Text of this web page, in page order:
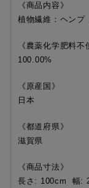
《商品内容》
植物繊維：ヘンプ
《農薬化学肥料不
100.00%
《原産国》
日本
《都道府県》
滋賀県
《商品寸法》
長さ: 100cm 幅: